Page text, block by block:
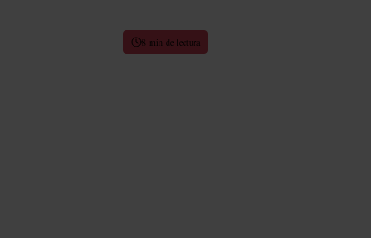
8 min de lectura